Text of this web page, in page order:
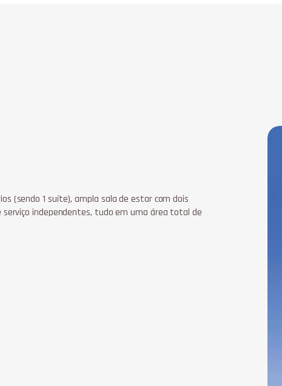
(sendo 1 suíte), ampla sala de estar com dois
serviço independentes, tudo em uma área total de